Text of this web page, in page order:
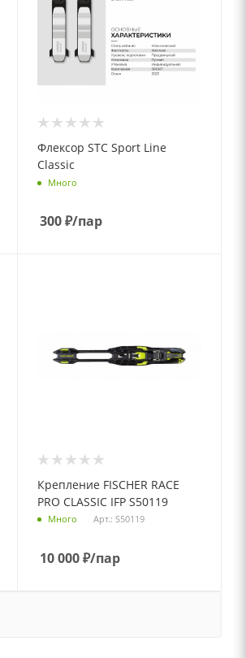
Флексор STC Sport Line
Classic
Много
300₽/пар
Крепление FISCHER RACE
PRO CLASSIC IFP S50119
Много Арт.: S50119
10 000₽/пар